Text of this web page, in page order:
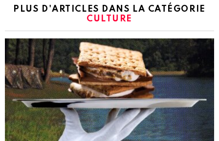
PLUS D'ARTICLES DANS LA CATÉGORIE
CULTURE